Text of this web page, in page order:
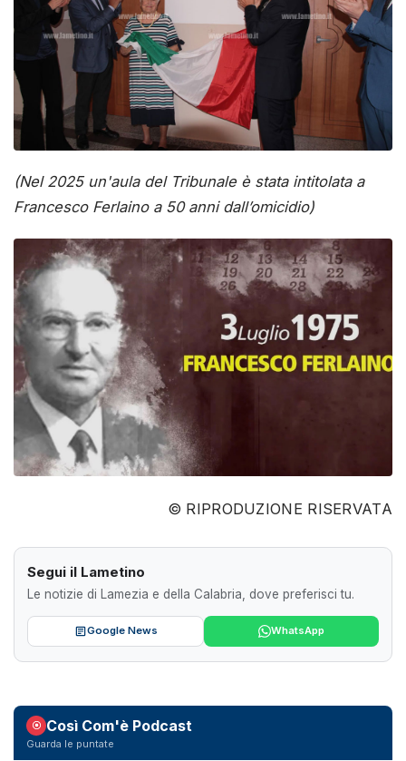
(Nel 2025 un'aula del Tribunale è stata intitolata a
Francesco Ferlaino a 50 anni dall’omicidio)
© RIPRODUZIONE RISERVATA
Segui il Lametino
Le notizie di Lamezia e della Calabria, dove preferisci tu.
Google News WhatsApp
Così Com'è Podcast
Guarda le puntate